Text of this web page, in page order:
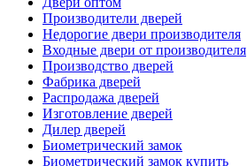
Производители дверей
Недорогие двери производителя
Входные двери от производителя
Производство дверей
Фабрика дверей
Распродажа дверей
Изготовление дверей
Дилер дверей
Биометрический замок
Биометрический замок купить